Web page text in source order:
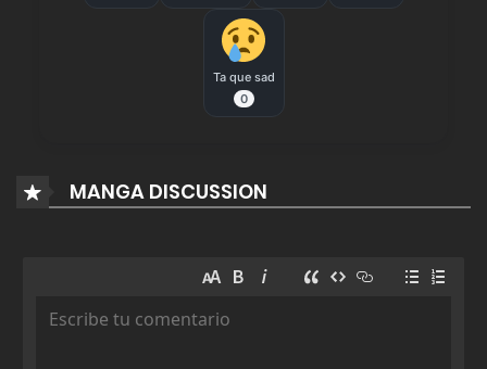
20 enero, 2026
15 enero, 2026
Ta que sad
0
MANGA DISCUSSION